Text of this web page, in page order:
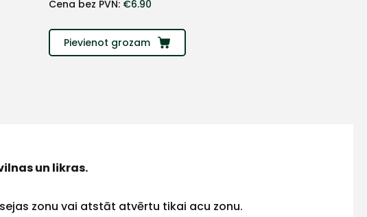
Cena bez PVN: €6.90
Pievienot grozam
un likras.
zonu vai atstāt atvērtu tikai acu zonu.